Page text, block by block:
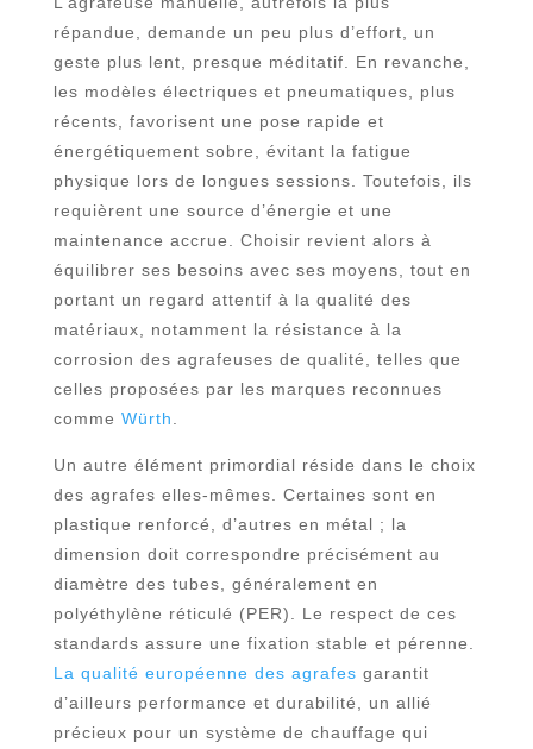
répandue, demande un peu plus d’effort, un
geste plus lent, presque méditatif. En revanche,
les modèles électriques et pneumatiques, plus
récents, favorisent une pose rapide et
énergétiquement sobre, évitant la fatigue
physique lors de longues sessions. Toutefois, ils
requièrent une source d’énergie et une
maintenance accrue. Choisir revient alors à
équilibrer ses besoins avec ses moyens, tout en
portant un regard attentif à la qualité des
matériaux, notamment la résistance à la
corrosion des agrafeuses de qualité, telles que
celles proposées par les marques reconnues
comme Würth
Un autre élément primordial réside dans le choix
des agrafes elles-mêmes. Certaines sont en
plastique renforcé, d’autres en métal ; la
dimension doit correspondre précisément au
diamètre des tubes, généralement en
polyéthylène réticulé (PER). Le respect de ces
standards assure une fixation stable et pérenne.
La qualité européenne des agrafes garantit
d’ailleurs performance et durabilité, un allié
précieux pour un système de chauffage qui